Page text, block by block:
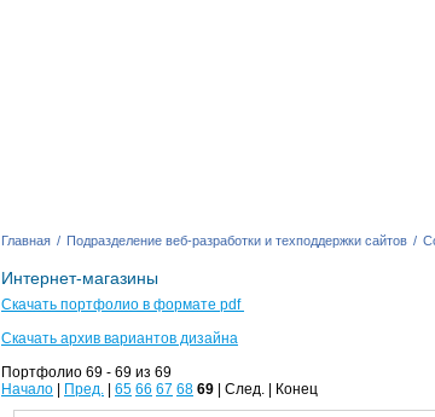
Главная / Подразделение веб-разработки и техподдержки сайтов /
Интернет-магазины
Скачать портфолио в формате pdf
Скачать архив вариантов дизайна
Портфолио 69 - 69 из 69
Начало
Пред. 65 66 67 68 69 | След. | Конец